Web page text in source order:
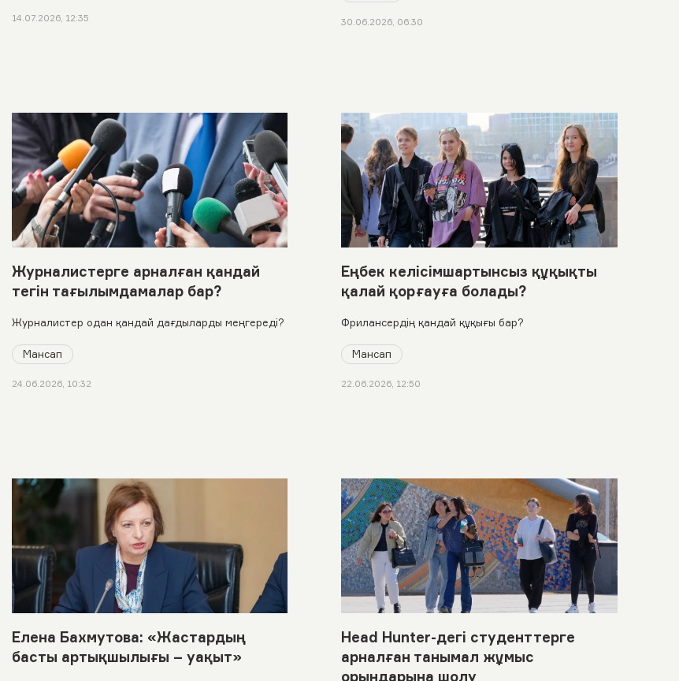
14.07.2026, 12:35 30.06.2026, 06:30
Журналистерге арналған қандай
тегін тағылымдамалар бар?
Журналистер одан қандай дағдыларды меңгереді?
Мансап
24.06.2026, 10:32
Еңбек келісімшартынсыз құқықты
қалай қорғауға болады?
Фрилансердің қандай құқығы бар?
Мансап
22.06.2026, 12:50
Елена Бахмутова: «Жастардың
басты артықшылығы – уақыт»
Head Hunter-дегі студенттерге
арналған танымал жұмыс
орындарына шолу